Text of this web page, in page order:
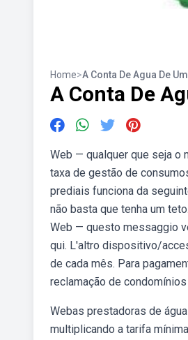
Home>A Conta De Agua De
A Conta De
Web — qualquer que seja o
taxa de gestão de
prediais funciona da
não basta que tenha um
Web — questo messaggio
qui. L'altro dispositivo/
de cada mês. Para
reclamação de
Webas prestadoras de
multiplicando a tarifa